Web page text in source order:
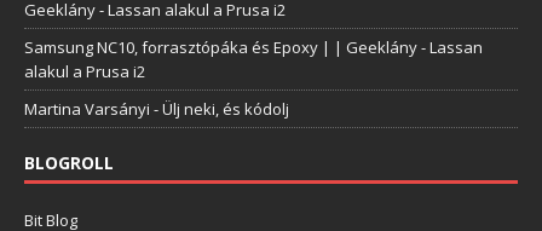
Geeklány-Lassan alakul a Prusa i2
Samsung NC10, forrasztópáka és Epoxy | | Geeklány-Lassan
alakul a Prusa i2
Martina Varsányi -Ülj neki, és kódolj
BLOGROLL
Bit Blog